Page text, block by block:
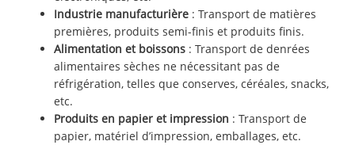
Industrie manufacturière : Transport de matières
premières, produits semi-finis et produits finis.
Alimentation et boissons : Transport de denrées
alimentaires sèches ne nécessitant pas de
réfrigération, telles que conserves, céréales, snacks,
etc.
Produits en papier et impression : Transport de
papier, matériel d’impression, emballages, etc.